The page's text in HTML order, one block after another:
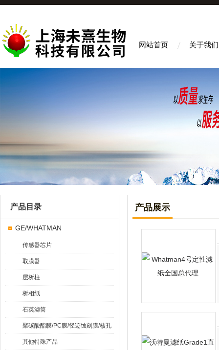
网站首页 关于我们
产品目录
GE/WHATMAN
传感器芯片
取膜器
层析柱
析相纸
石英滤筒
聚碳酸酯膜/PC膜/径迹蚀刻膜/核孔
膜
其他特殊产品
产品展示